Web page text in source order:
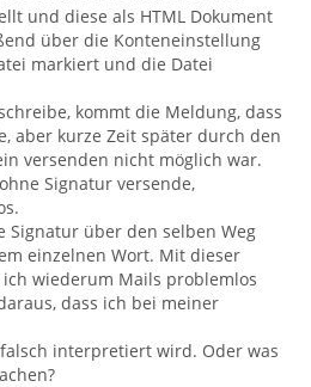
und diese als HTML Dokument
über die Konteneinstellung
markiert und die Datei
kommt die Meldung, dass
aber kurze Zeit später durch den
versenden nicht möglich war.
Signatur versende,
Signatur über den selben Weg
einzelnen Wort. Mit dieser
wiederum Mails problemlos
dass ich bei meiner
interpretiert wird. Oder was